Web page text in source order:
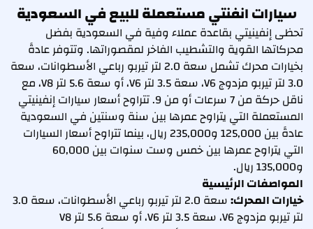
سيارات انفنتي مستعملة للبيع في السعودية
تحظى إنفينيتي بقاعدة عملاء وفية في السعودية بفضل
محركاتها القوية والتشطيب الفاخر لمقصوراتها. وتتوفر عادةً
بخيارات محرك تشمل سعة 2.0 لتر تيربو رباعي الأسطوانات، سعة
3.0 لتر تيربو مزدوج V6، سعة 3.5 لتر V6، أو سعة 5.6 لتر V8، مع
ناقل حركة من 7 سرعات أو من 9. تتراوح أسعار سيارات إنفينيتي
المستعملة التي يتراوح عمرها بين سنة وسنتين في السعودية
عادةً بين 125,000 و235,000 ريال، بينما تتراوح أسعار السيارات
التي يتراوح عمرها بين خمس وست سنوات بين 60,000
و135,000 ريال.
المواصفات الرئيسية
خيارات المحرك:
سعة 2.0 لتر تيربو رباعي الأسطوانات، سعة 3.0
لتر تيربو مزدوج V6، سعة 3.5 لتر V6، أو سعة 5.6 لتر V8